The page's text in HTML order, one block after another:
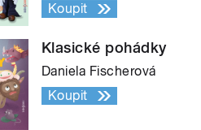
Koupit
Klasické pohádky
Daniela Fischerová
Koupit